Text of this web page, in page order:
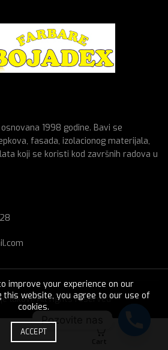
1998 godine. Bavi se
fasada, izolacionog materijala,
koji se koristi kod završnih radova u
lakovi. All rights reserved
improve your experience on our
this website, you agree to our use of
cookies.
ACCEPT
Pozovite nas